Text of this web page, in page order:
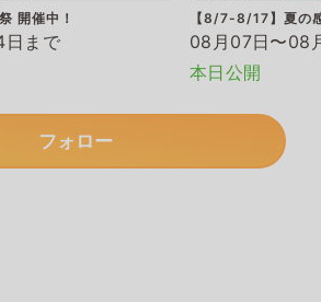
開催中！
日まで
【8/7-8/17】夏の
08月07日〜08
本日公開
フォロー